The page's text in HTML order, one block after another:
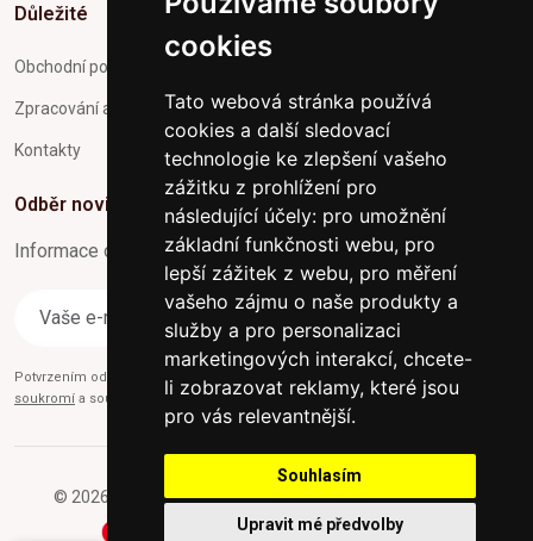
cookies
Tato webová stránka používá
cookies a další sledovací
technologie ke zlepšení vašeho
zážitku z prohlížení pro
následující účely: pro umožnění
základní funkčnosti webu, pro
lepší zážitek z webu, pro měření
vašeho zájmu o naše produkty a
služby a pro personalizaci
marketingových interakcí, chcete-
li zobrazovat reklamy, které jsou
pro vás relevantnější.
Souhlasím
Upravit mé předvolby
Důležité
Obchodní podmínky
Zpracování a ochrana osobních údajů
Kontakty
Odběr novinek
Informace o Novinkách a užitečné rady max. 1x za týden
Odebírat
Potvrzením odběru současně souhlasíte s našimi podmínkami o
soukromí a současně nám udělujete souhlas se zasíláním obchodních e-mailů.
© 2026 Furniture-nabytek.cz - Všechna práva vyhrazena.